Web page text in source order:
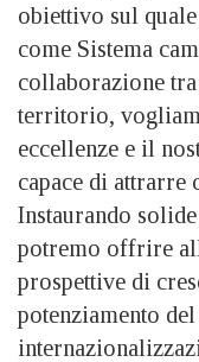
obiettivo sul
come Sistema
collaborazione
territorio,
eccellenze e il
capace di attrarre
Instaurando
potremo offrire
prospettive di
potenziamento